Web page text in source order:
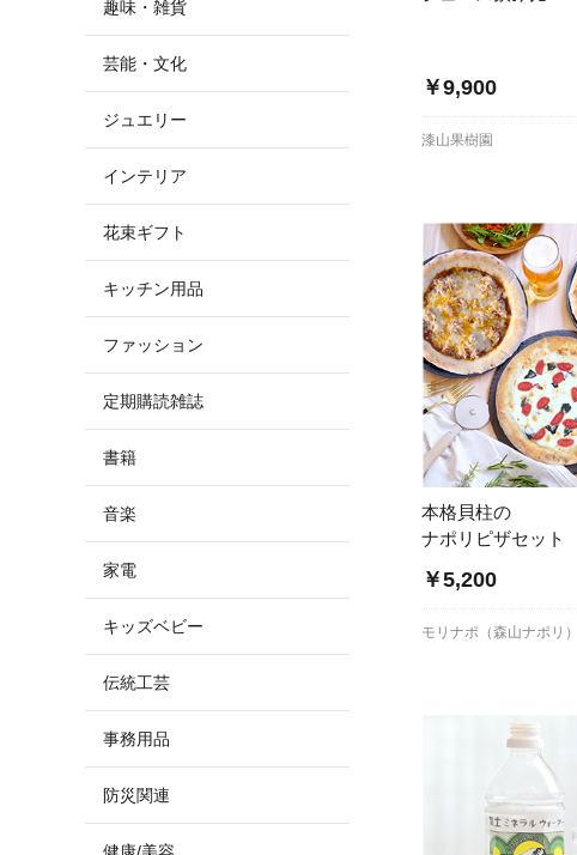
￥9,900
漆山果樹園
本格貝柱の
ナポリピザセット
￥5,200
モリナポ（森山ナポリ）
趣味・雑貨
芸能・文化
ジュエリー
インテリア
花束ギフト
キッチン用品
ファッション
定期購読雑誌
書籍
音楽
家電
キッズベビー
伝統工芸
事務用品
防災関連